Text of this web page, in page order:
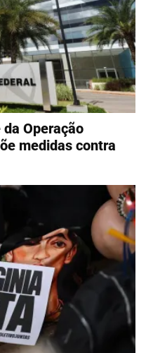
Operação
medidas contra